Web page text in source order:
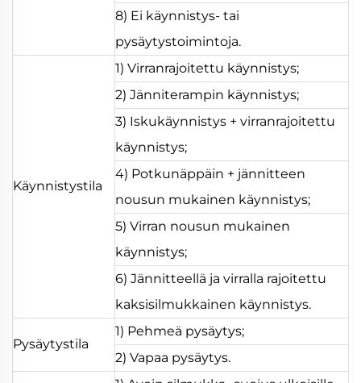
8) Ei käynnistys- tai
pysäytystoimintoja.
Käynnistystila
1) Virranrajoitettu käynnistys;
2) Jänniterampin käynnistys;
3) Iskukäynnistys + virranrajoitettu
käynnistys;
4) Potkunäppäin + jännitteen
nousun mukainen käynnistys;
5) Virran nousun mukainen
käynnistys;
6) Jännitteellä ja virralla rajoitettu
kaksisilmukkainen käynnistys.
Pysäytystila
1) Pehmeä pysäytys;
2) Vapaa pysäytys.